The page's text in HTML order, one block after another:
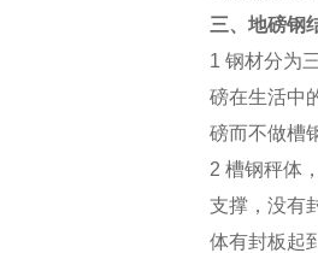
三、地磅钢
1钢材分为
磅在生活中
磅而不做槽
2槽钢秤体
支撑，没有
体有封板起